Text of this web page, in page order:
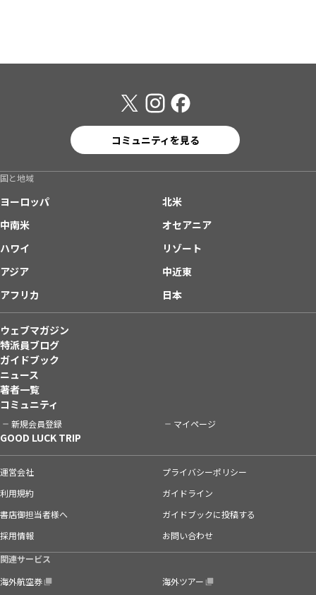
コミュニティを見る
国と地域
ヨーロッパ
北米
中南米
オセアニア
ハワイ
リゾート
アジア
中近東
アフリカ
日本
ウェブマガジン
特派員ブログ
ガイドブック
ニュース
著者一覧
コミュニティ
新規会員登録 マイページ
GOOD LUCK TRIP
運営会社
プライバシーポリシー
利用規約
ガイドライン
書店御担当者様へ
ガイドブックに投稿する
採用情報
お問い合わせ
関連サービス
海外航空券
海外ツアー